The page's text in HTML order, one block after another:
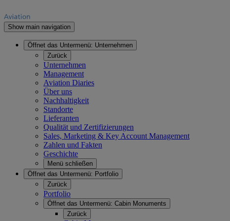
Show main navigation
Öffnet das Untermenü: Unternehmen
Zurück
Unternehmen
Management
Aviation Diaries
Über uns
Nachhaltigkeit
Standorte
Lieferanten
Qualität und Zertifizierungen
Sales, Marketing & Key Account Management
Zahlen und Fakten
Geschichte
Menü schließen
Öffnet das Untermenü: Portfolio
Zurück
Portfolio
Öffnet das Untermenü: Cabin Monuments
Zurück